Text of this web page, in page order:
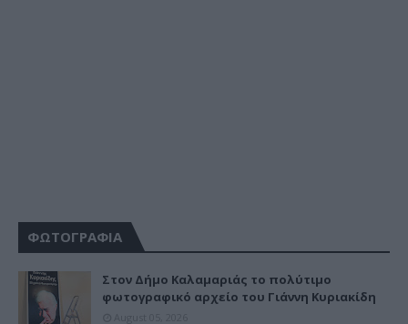
ΦΩΤΟΓΡΑΦΙΑ
Στον Δήμο Καλαμαριάς το πολύτιμο
φωτογραφικό αρχείο του Γιάννη Κυριακίδη